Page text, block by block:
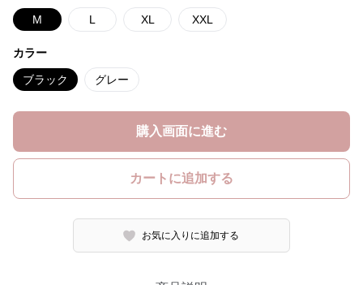
M L XL XXL
カラー
ブラック グレー
購入画面に進む
カートに追加する
お気に入りに追加する